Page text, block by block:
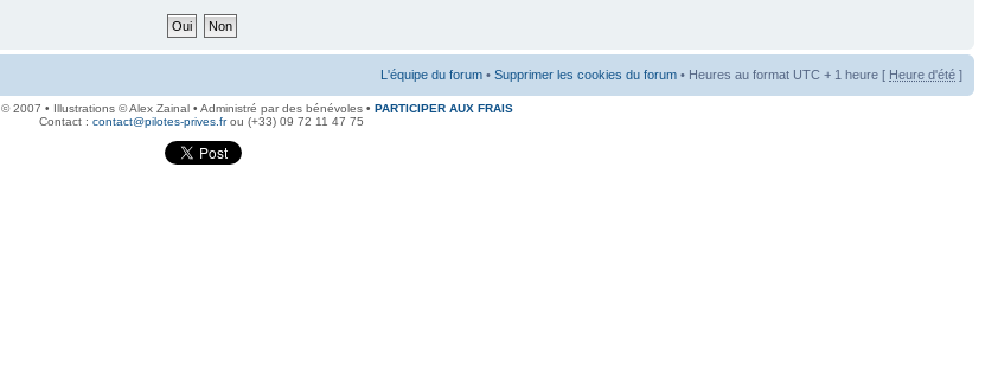
L'équipe du forum • Supprimer les cookies du forum • Heures au format UTC + 1 heure [ Heure d'été ]
© 2007 • Illustrations © Alex Zainal • Administré par des bénévoles • PARTICIPER AUX FRAIS
Contact : contact@pilotes-prives.frou (+33) 09 72 11 47 75